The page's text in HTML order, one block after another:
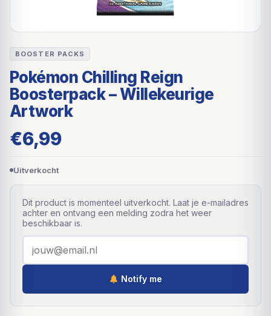
BOOSTER PACKS
Pokémon Chilling Reign
Boosterpack – Willekeurige
Artwork
€6,99
Uitverkocht
Dit product is momenteel uitverkocht. Laat je e-mailadres
achter en ontvang een melding zodra het weer
beschikbaar is.
Notify me